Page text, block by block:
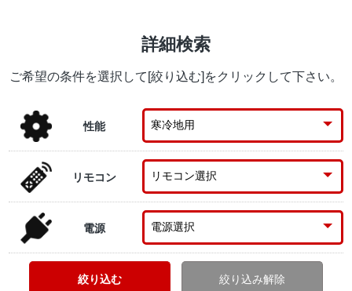
詳細検索
ご希望の条件を選択して[絞り込む]をクリックして下さい。
性能
リモコン
電源